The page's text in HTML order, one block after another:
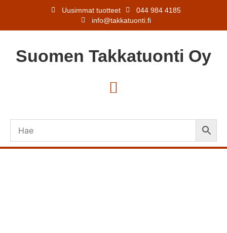
Uusimmat tuotteet
044 984 4185
info@takkatuonti.fi
Suomen Takkatuonti Oy